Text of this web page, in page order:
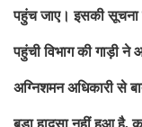
पहुंच जाए। इसकीसूचना
पहुंची विभाग की गाड़ीने
अग्निशमन अधिकारी से
,